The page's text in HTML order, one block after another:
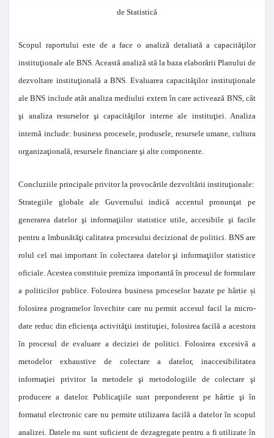
de Statistică
Scopul raportului este de a face o analiză detaliată a capacităţilor
instituţionale ale BNS. Această analiză stă la baza elaborării Planului de
dezvoltare instituţională a BNS. Evaluarea capacităţilor instituţionale
ale BNS include atât analiza mediului extern în care activează BNS, cât
şi analiza resurselor şi capacităţilor interne ale instituţiei. Analiza
internă include: business procesele, produsele, resursele umane, cultura
organizaţională, resursele financiare şi alte componente.
Concluziile principale privitor la provocările dezvoltării instituţionale:
Strategiile globale ale Guvernului indică accentul pronunţat pe
generarea datelor şi informaţiilor statistice utile, accesibile şi facile
pentru a îmbunătăţi calitatea procesului decizional de politici. BNS are
rolul cel mai important în colectarea datelor şi informaţiilor statistice
oficiale. Acestea constituie premiza importantă în procesul de formulare
a politicilor publice. Folosirea business proceselor bazate pe hârtie și
folosirea programelor învechite care nu permit accesul facil la micro-
date reduc din eficienţa activităţii instituţiei, folosirea facilă a acestora
în procesul de evaluare a deciziei de politici. Folosirea excesivă a
metodelor exhaustive de colectare a datelor, inaccesibilitatea
informaţiei privitor la metodele şi metodologiile de colectare şi
producere a datelor. Publicaţiile sunt preponderent pe hârtie şi în
formatul electronic care nu permite utilizarea facilă a datelor în scopul
analizei. Datele nu sunt suficient de dezagregate pentru a fi utilizate în